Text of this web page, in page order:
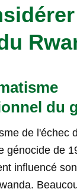
du
de l'échec
génocide de
influencé